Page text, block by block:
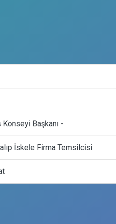
Başkanı -
İskele Firma Temsilcisi